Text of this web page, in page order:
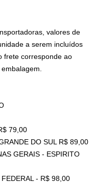
valores de
a serem incluídos
frete corresponde ao
79,00
DO SUL R$ 89,00
GERAIS - ESPIRITO
- R$ 98,00